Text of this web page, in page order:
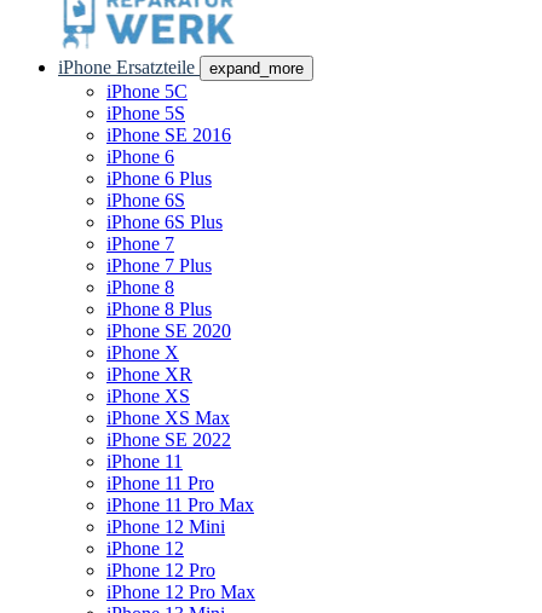
iPhone Ersatzteile expand_more
iPhone 5C
iPhone 5S
iPhone SE 2016
iPhone 6
iPhone 6 Plus
iPhone 6S
iPhone 6S Plus
iPhone 7
iPhone 7 Plus
iPhone 8
iPhone 8 Plus
iPhone SE 2020
iPhone X
iPhone XR
iPhone XS
iPhone XS Max
iPhone SE 2022
iPhone 11
iPhone 11 Pro
iPhone 11 Pro Max
iPhone 12 Mini
iPhone 12
iPhone 12 Pro
iPhone 12 Pro Max